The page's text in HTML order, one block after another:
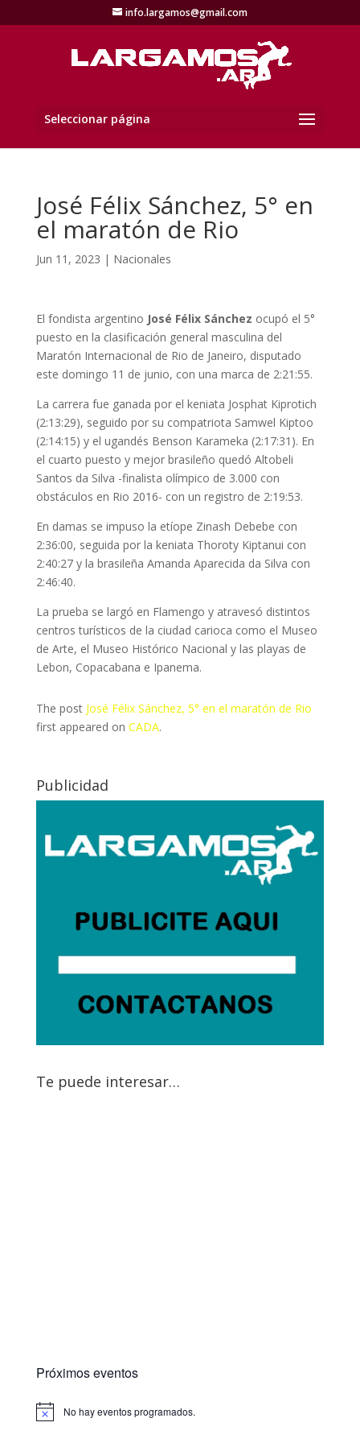
info.largamos@gmail.com
Seleccionar página
José Félix Sánchez, 5° en
el maratón de Rio
Jun 11, 2023 | Nacionales
El fondista argentino José Félix Sánchez ocupó el 5°
puesto en la clasificación general masculina del
Maratón Internacional de Rio de Janeiro, disputado
este domingo 11 de junio, con una marca de 2:21:55.
La carrera fue ganada por el keniata Josphat Kiprotich
(2:13:29), seguido por su compatriota Samwel Kiptoo
(2:14:15) y el ugandés Benson Karameka (2:17:31). En
el cuarto puesto y mejor brasileño quedó Altobeli
Santos da Silva -finalista olímpico de 3.000 con
obstáculos en Rio 2016- con un registro de 2:19:53.
En damas se impuso la etíope Zinash Debebe con
2:36:00, seguida por la keniata Thoroty Kiptanui con
2:40:27 y la brasileña Amanda Aparecida da Silva con
2:46:40.
La prueba se largó en Flamengo y atravesó distintos
centros turísticos de la ciudad carioca como el Museo
de Arte, el Museo Histórico Nacional y las playas de
Lebon, Copacabana e Ipanema.
The post José Félix Sánchez, 5° en el maratón de Rio
first appeared on CADA.
Publicidad
Te puede interesar…
Próximos eventos
No hay eventos programados.